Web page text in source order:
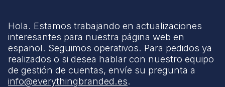
Hola. Estamos trabajando en actualizaciones
interesantes para nuestra página web en
español. Seguimos operativos. Para pedidos ya
realizados o si desea hablar con nuestro equipo
de gestión de cuentas, envíe su pregunta a
info@everythingbranded.es.